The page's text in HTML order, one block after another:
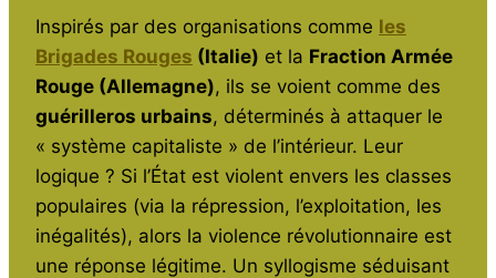
Inspirés par des organisations comme les
Brigades Rouges (Italie) et la Fraction Armée
Rouge (Allemagne), ils se voient comme des
guérilleros urbains, déterminés à attaquer le
« système capitaliste » de l’intérieur. Leur
logique ? Si l’État est violent envers les classes
populaires (via la répression, l’exploitation, les
inégalités), alors la violence révolutionnaire est
une réponse légitime. Un syllogisme séduisant